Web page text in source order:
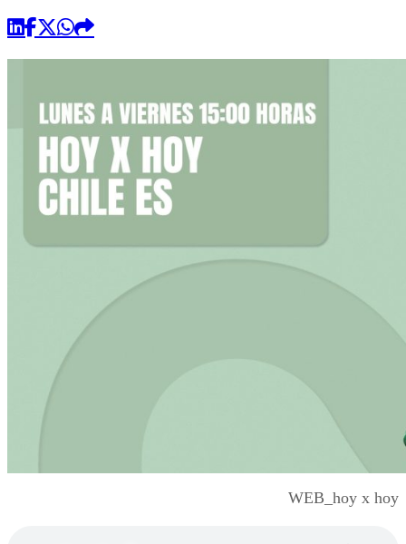
Comercial
WEB_hoy x hoy